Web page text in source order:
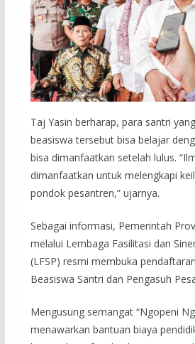
Taj Yasin berharap, para santri
beasiswa tersebut bisa belajar
bisa dimanfaatkan setelah lulus.
dimanfaatkan untuk melengkapi
pondok pesantren,” ujarnya.
Sebagai informasi, Pemerintah
melalui Lembaga Fasilitasi dan
(LFSP) resmi membuka
Beasiswa Santri dan Pengasuh
Mengusung semangat “Ngopeni
menawarkan bantuan biaya